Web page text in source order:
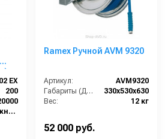
EX
200
1/2 наружняя резьба
Ramex Ручной AVM 9320
Артикул:
AVM9320
Габариты (ДхШхВ):
330x530x630
Вес:
12 кг
52 000 руб.